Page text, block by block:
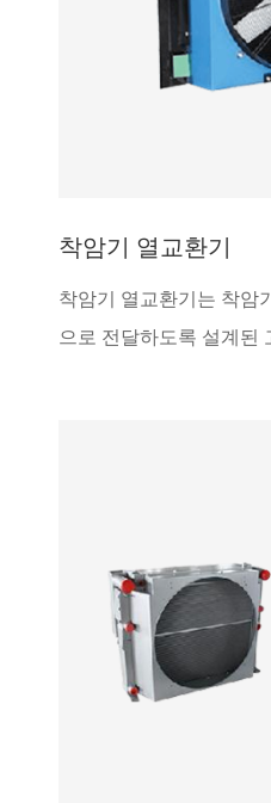
착암기 열교환기
착암기 열교환기는 착암
으로 전달하도록 설계된